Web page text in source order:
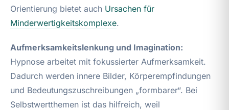
Orientierung bietet auch Ursachen für
Minderwertigkeitskomplexe.
Aufmerksamkeitslenkung und Imagination:
Hypnose arbeitet mit fokussierter Aufmerksamkeit.
Dadurch werden innere Bilder, Körperempfindungen
und Bedeutungszuschreibungen „formbarer“. Bei
Selbstwertthemen ist das hilfreich, weil